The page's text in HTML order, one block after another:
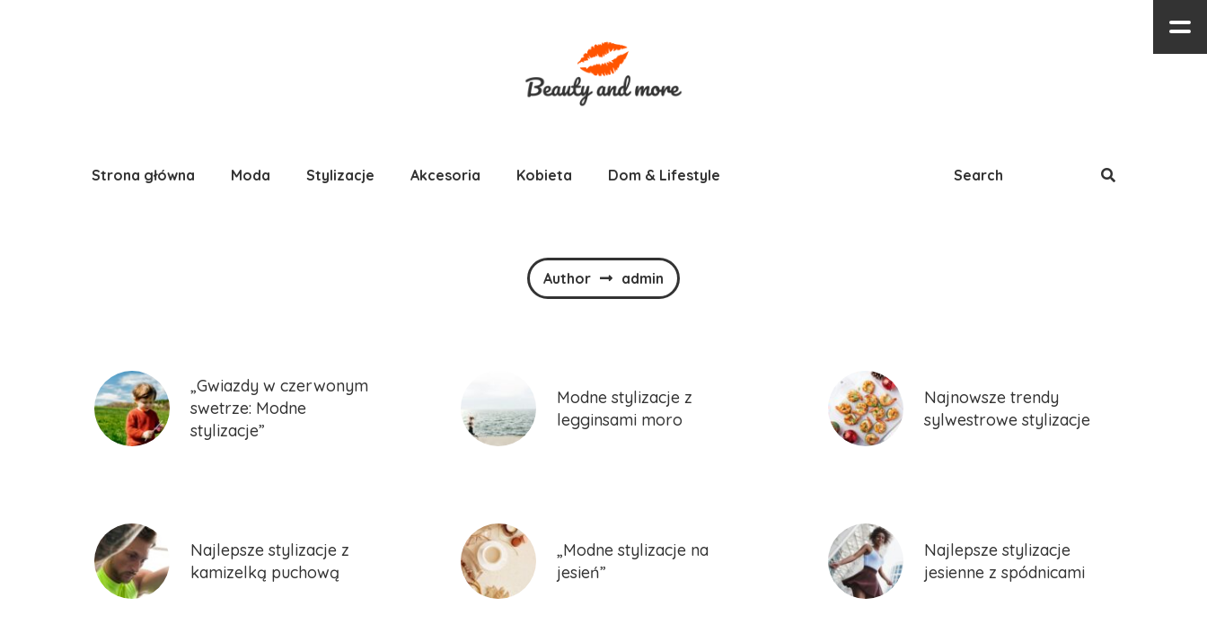
Strona główna Moda Stylizacje Akcesoria Kobieta Dom & Lifestyle
Author admin
„Gwiazdy w czerwonym
swetrze: Modne
stylizacje”
Modne stylizacje z
legginsami moro
Najnowsze trendy
sylwestrowe stylizacje
Najlepsze stylizacje z
kamizelką puchową
„Modne stylizacje na
jesień”
Najlepsze stylizacje
jesienne z spódnicami